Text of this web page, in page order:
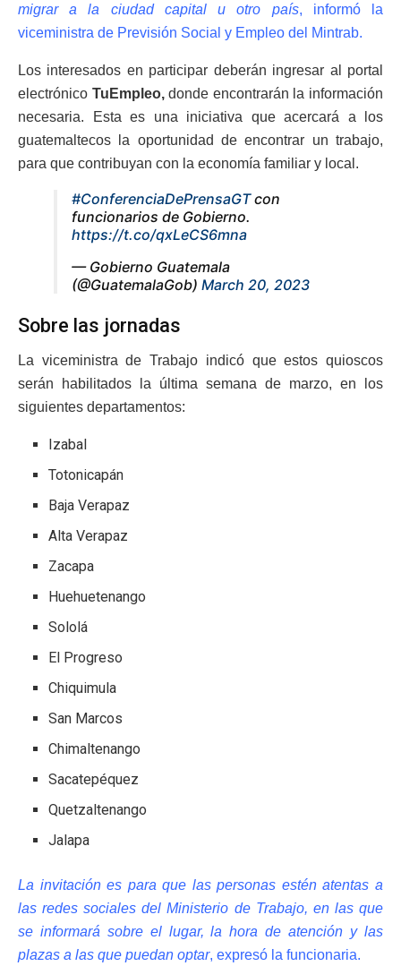
migrar a la ciudad capital u otro país, informó la
viceministra de Previsión Social y Empleo del Mintrab.
Los interesados en participar deberán ingresar al portal
electrónico TuEmpleo,donde encontrarán la información
necesaria. Esta es una iniciativa que acercará a los
guatemaltecos la oportunidad de encontrar un trabajo,
para que contribuyan con la economía familiar y local.
#ConferenciaDePrensaGTcon
funcionarios de Gobierno.
https://t.co/qxLeCS6mna
— Gobierno Guatemala
(@GuatemalaGob) March 20, 2023
Sobre las jornadas
La viceministra de Trabajo indicó que estos quioscos
serán habilitados la última semana de marzo, en los
siguientes departamentos:
Izabal
Totonicapán
Baja Verapaz
Alta Verapaz
Zacapa
Huehuetenango
Sololá
El Progreso
Chiquimula
San Marcos
Chimaltenango
Sacatepéquez
Quetzaltenango
Jalapa
La invitación es para que las personas estén atentas a
las redes sociales del Ministerio de Trabajo, en las que
se informará sobre el lugar, la hora de atención y las
plazas a las que puedan optar, expresó la funcionaria.